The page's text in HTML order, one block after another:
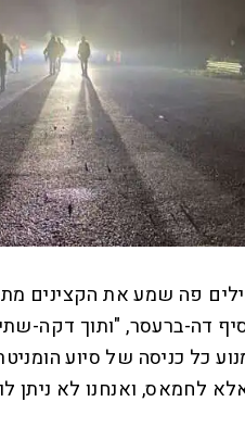
פה שמע את הקצינים
דה-ברעסר, "ותוך דקה-
כל כניסה של סיוע
לחמאס, ואנחנו לא ניתן